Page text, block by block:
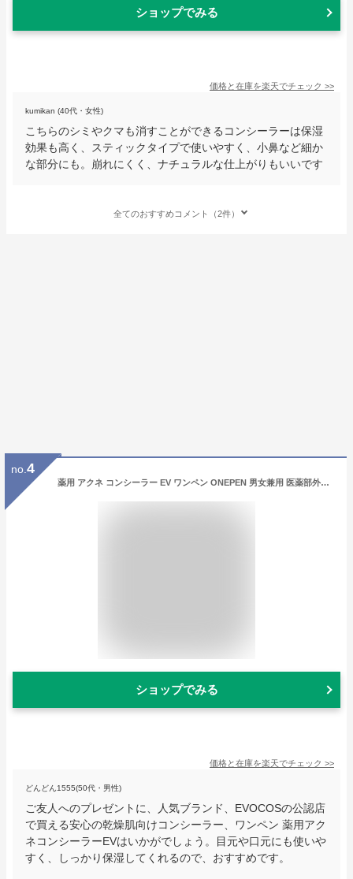
ショップでみる
価格と在庫を楽天でチェック >>
kumikan (40代・女性)
こちらのシミやクマも消すことができるコンシーラーは保湿
効果も高く、スティックタイプで使いやすく、小鼻など細か
な部分にも。崩れにくく、ナチュラルな仕上がりもいいです
全てのおすすめコメント（2件）
no. 4
薬用 アクネ コンシーラー EV ワンペン ONEPEN 男女兼用 医薬部外品 ニキビ ベージュ カラー ナチュラル しっかりカバー シミ消し クマ消し 殺菌 消炎 保湿 肌を整える 毛穴 毛穴ケア 男女共用 トラブルケア ニキビ跡 メーカー公認店 正規品 メンズ
ショップでみる
価格と在庫を楽天でチェック >>
どんどん1555(50代・男性)
ご友人へのプレゼントに、人気ブランド、EVOCOSの公認店
で買える安心の乾燥肌向けコンシーラー、ワンペン 薬用アク
ネコンシーラーEVはいかがでしょう。目元や口元にも使いや
すく、しっかり保湿してくれるので、おすすめです。